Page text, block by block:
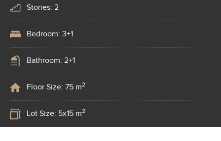
Stories: 2
Bedroom: 3+1
Bathroom: 2+1
Floor Size: 75 m2
Lot Size: 5x15 m2